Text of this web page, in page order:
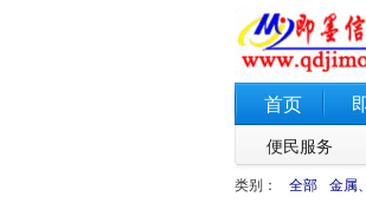
首页
便民服务
类别： 全部 金属